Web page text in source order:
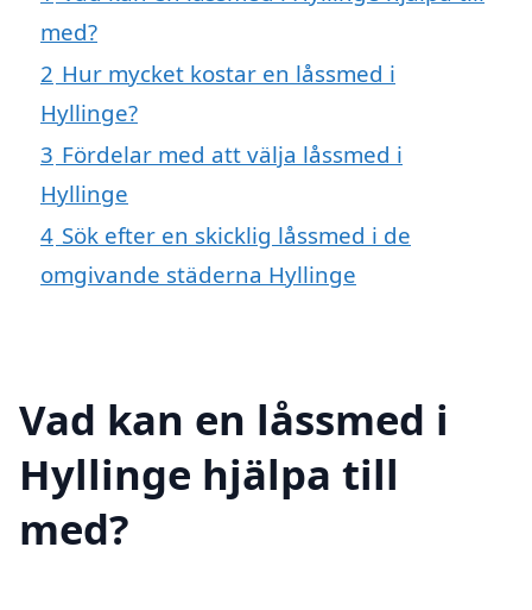
med?
2 Hur mycket kostar en låssmed i
Hyllinge?
3 Fördelar med att välja låssmed i
Hyllinge
4 Sök efter en skicklig låssmed i de
omgivande städerna Hyllinge
Vad kan en låssmed i
Hyllinge hjälpa till
med?